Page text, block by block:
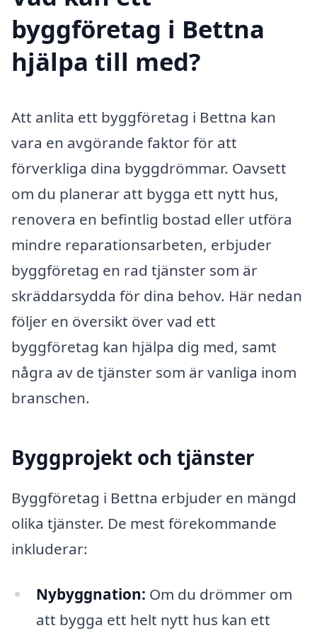
byggföretag i Bettna
hjälpa till med?
Att anlita ett byggföretag i Bettna kan
vara en avgörande faktor för att
förverkliga dina byggdrömmar. Oavsett
om du planerar att bygga ett nytt hus,
renovera en befintlig bostad eller utföra
mindre reparationsarbeten, erbjuder
byggföretag en rad tjänster som är
skräddarsydda för dina behov. Här nedan
följer en översikt över vad ett
byggföretag kan hjälpa dig med, samt
några av de tjänster som är vanliga inom
branschen.
Byggprojekt och tjänster
Byggföretag i Bettna erbjuder en mängd
olika tjänster. De mest förekommande
inkluderar:
Nybyggnation: Om du drömmer om
att bygga ett helt nytt hus kan ett